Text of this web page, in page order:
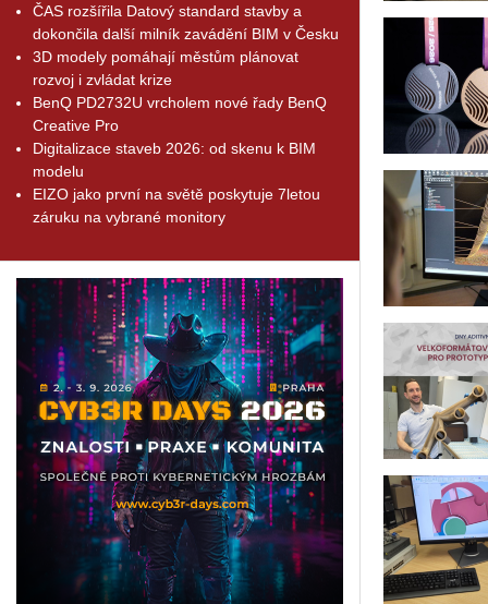
ČAS rozšířila Datový standard stavby a
dokončila další milník zavádění BIM v Česku
3D modely pomáhají městům plánovat
rozvoj i zvládat krize
BenQ PD2732U vrcholem nové řady BenQ
Creative Pro
Digitalizace staveb 2026: od skenu k BIM
modelu
EIZO jako první na světě poskytuje 7letou
záruku na vybrané monitory